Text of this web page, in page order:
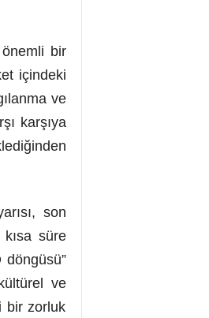
bir
içindeki
ve
karşıya
son
süre
döngüsü”
ve
bir zorluk